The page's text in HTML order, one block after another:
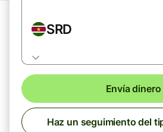
SRD
Envía dinero
Haz un seguimiento del